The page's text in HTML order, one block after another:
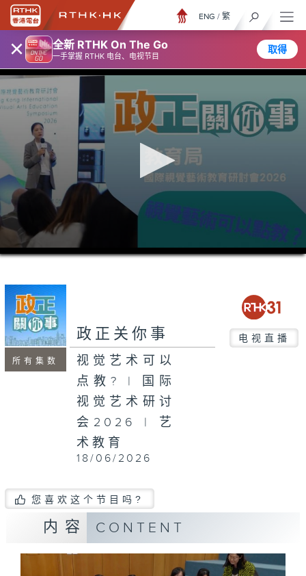
× 全新 RTHK On The Go
一手掌握 RTHK 电台、电视节目
取得
ENG / 繁
0
seconds
minutes,
seconds
所有集数
政正关你事 电视直播
视觉艺术可以
点教? | 国际
视觉艺术研讨
会2026 | 艺
术教育
18/06/2026
您喜欢这个节目吗?
内容 CONTENT